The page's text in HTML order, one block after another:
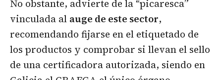
No obstante, advierte de la “picaresca”
vinculada al auge de este sector,
recomendando fijarse en el etiquetado de
los productos y comprobar si llevan el sello
de una certificadora autorizada, siendo en